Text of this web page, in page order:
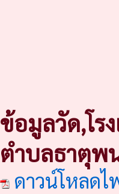
ข้อมูลวัด,โร
ตำบลธาตุพ
ดาวน์โหลด